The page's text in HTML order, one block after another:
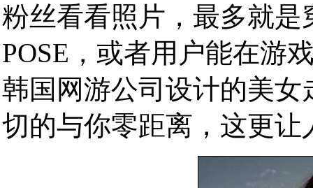
粉丝看看照片，最多就
POSE，或者用户能在游
韩国网游公司设计的美
切的与你零距离，这更让